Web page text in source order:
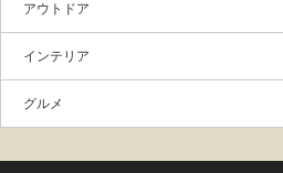
アウトドア
インテリア
グルメ